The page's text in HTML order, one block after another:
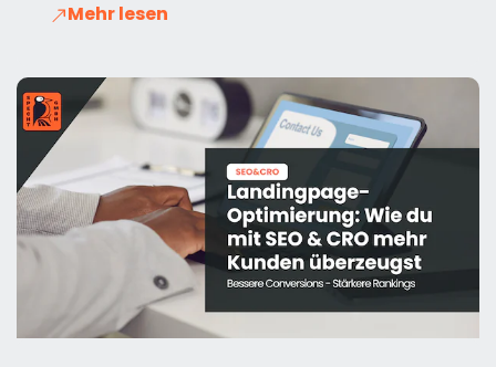
Mehr lesen